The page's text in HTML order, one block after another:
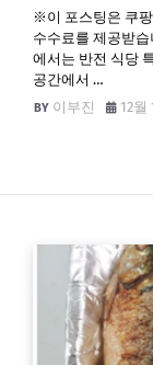
※이 포스팅은 쿠
수수료를 제공받습
에서는 반전 식당
공간에서 …
이부진
12월